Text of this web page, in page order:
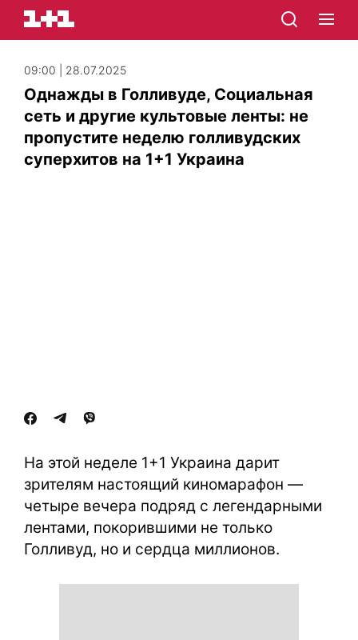
09:00 | 28.07.2025
Однажды в Голливуде, Социальная
сеть и другие культовые ленты: не
пропустите неделю голливудских
суперхитов на 1+1 Украина
На этой неделе 1+1 Украина дарит
зрителям настоящий киномарафон —
четыре вечера подряд с легендарными
лентами, покорившими не только
Голливуд, но и сердца миллионов.